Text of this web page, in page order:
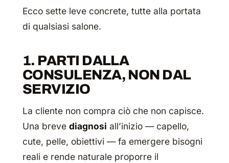
Ecco sette leve concrete, tutte alla portata
di qualsiasi salone.
1. PARTI DALLA
CONSULENZA, NON DAL
SERVIZIO
La cliente non compra ciò che non capisce.
Una breve diagnosi all’inizio — capello,
cute, pelle, obiettivi — fa emergere bisogni
reali e rende naturale proporre il